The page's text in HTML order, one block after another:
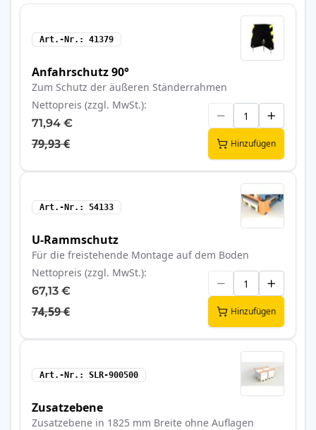
Art.-Nr. 41379
Anfahrschutz 90°
Zum Schutz der äußeren Ständerrahmen
Nettopreis (zzgl. MwSt.)
71,94 €
79,93 € Hinzufügen
Art.-Nr. 54133
U-Rammschutz
Für die freistehende Montage auf dem Boden
Nettopreis (zzgl. MwSt.)
67,13 €
74,59 € Hinzufügen
Art.-Nr. SLR-900500
Zusatzebene
Zusatzebene in 1825 mm Breite ohne Auflagen